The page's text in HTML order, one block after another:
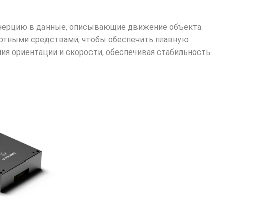
в данные, описывающие движение объекта.
средствами, чтобы обеспечить плавную
ориентации и скорости, обеспечивая стабильность